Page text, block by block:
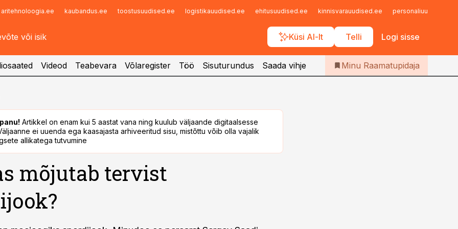
aritehnoloogia.ee kaubandus.ee toostusuudised.ee logistikauudised.ee ehitusuudised.ee kinnisvarauudised.ee personaliuudised.ee
Küsi AI-lt Telli Logi sisse
Infopank
Iseteenindus
Telli Raamatupidaja
Videod Teabevara Võlaregister Töö Sisuturundus Saada vihje Minu Raamatupidaja
Artikkel on enam kui 5 aastat vana ning kuulub väljaande digitaalsesse
ei uuenda ega kaasajasta arhiveeritud sisu, mistõttu võib olla vajalik
allikatega tutvumine
mõjutab tervist